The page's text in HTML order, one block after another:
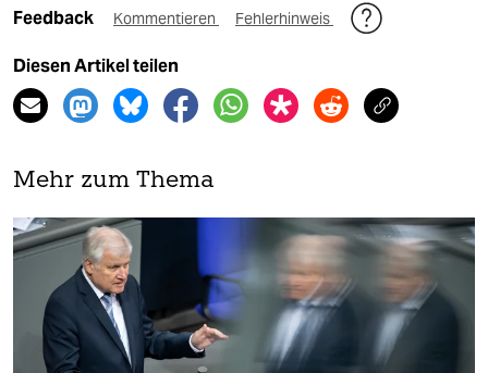
Feedback Kommentieren Fehlerhinweis
Diesen Artikel teilen
Mehr zum Thema